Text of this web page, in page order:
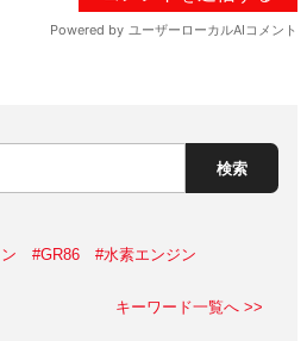
検索
#GR86
#水素エンジン
キーワード一覧へ >>